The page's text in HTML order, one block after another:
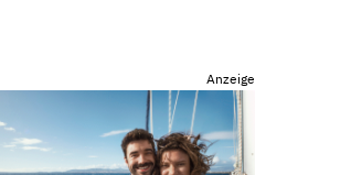
Anzeige